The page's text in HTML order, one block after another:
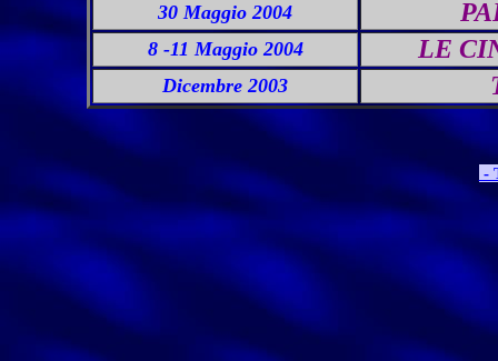
30 Maggio 2004
8 -11 Maggio 2004 LE
Dicembre 2003
-